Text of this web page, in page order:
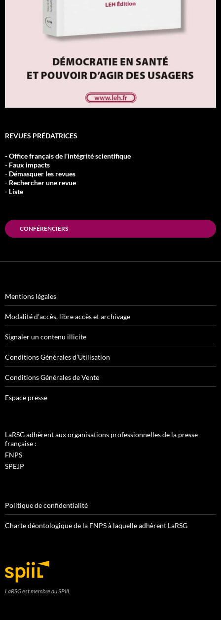
REVUES PRÉDATRICES
- Office français de l'intégrité scientifique
- Faux impacts
- Démasquer les revues
- Rechercher une revue
- Liste
CONFÉRENCIERS
Mentions légales
Modalité d’accès, libre accès et archivage
Signaler un contenu illicite
Conditions Générales d’Utilisation
Conditions Générales de Vente
Espace presse
LaRSG adhèrent aux organisations professionnelles de la presse
française :
FNPS
SPEJP
Politique de confidentialité
Charte déontologique de la FNPS à laquelle adhèrent LaRSG
LaRSG est membre du SPIIL